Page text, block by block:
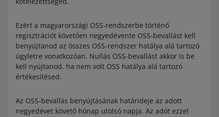
Ezért a magyarországi OSS-rendszerbe történő
regisztrációt követően negyedévente OSS-bevallást kell
benyújtanod az összes OSS-rendszer hatálya alá tartozó
ügyletre vonatkozóan. Nullás OSS-bevallást akkor is be
kell nyújtanod, ha nem volt OSS hatálya alá tartozó
értékesítésed.
Az OSS-bevallás benyújtásának határideje az adott
negyedévet követő hónap utolsó napja. Az adót ezzel